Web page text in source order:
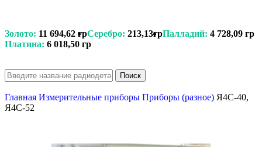
Золото: 11 694,62 грСеребро: 213,13грПалладий: 4 728,09 гр
Платина: 6 018,50 гр
Поиск
Главная Измерительные приборы Приборы (разное) Я4С-40,
Я4С-52